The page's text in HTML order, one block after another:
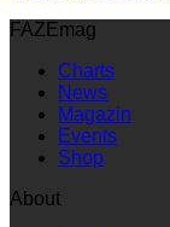
FAZEmag
Charts
News
Magazin
Events
Shop
About